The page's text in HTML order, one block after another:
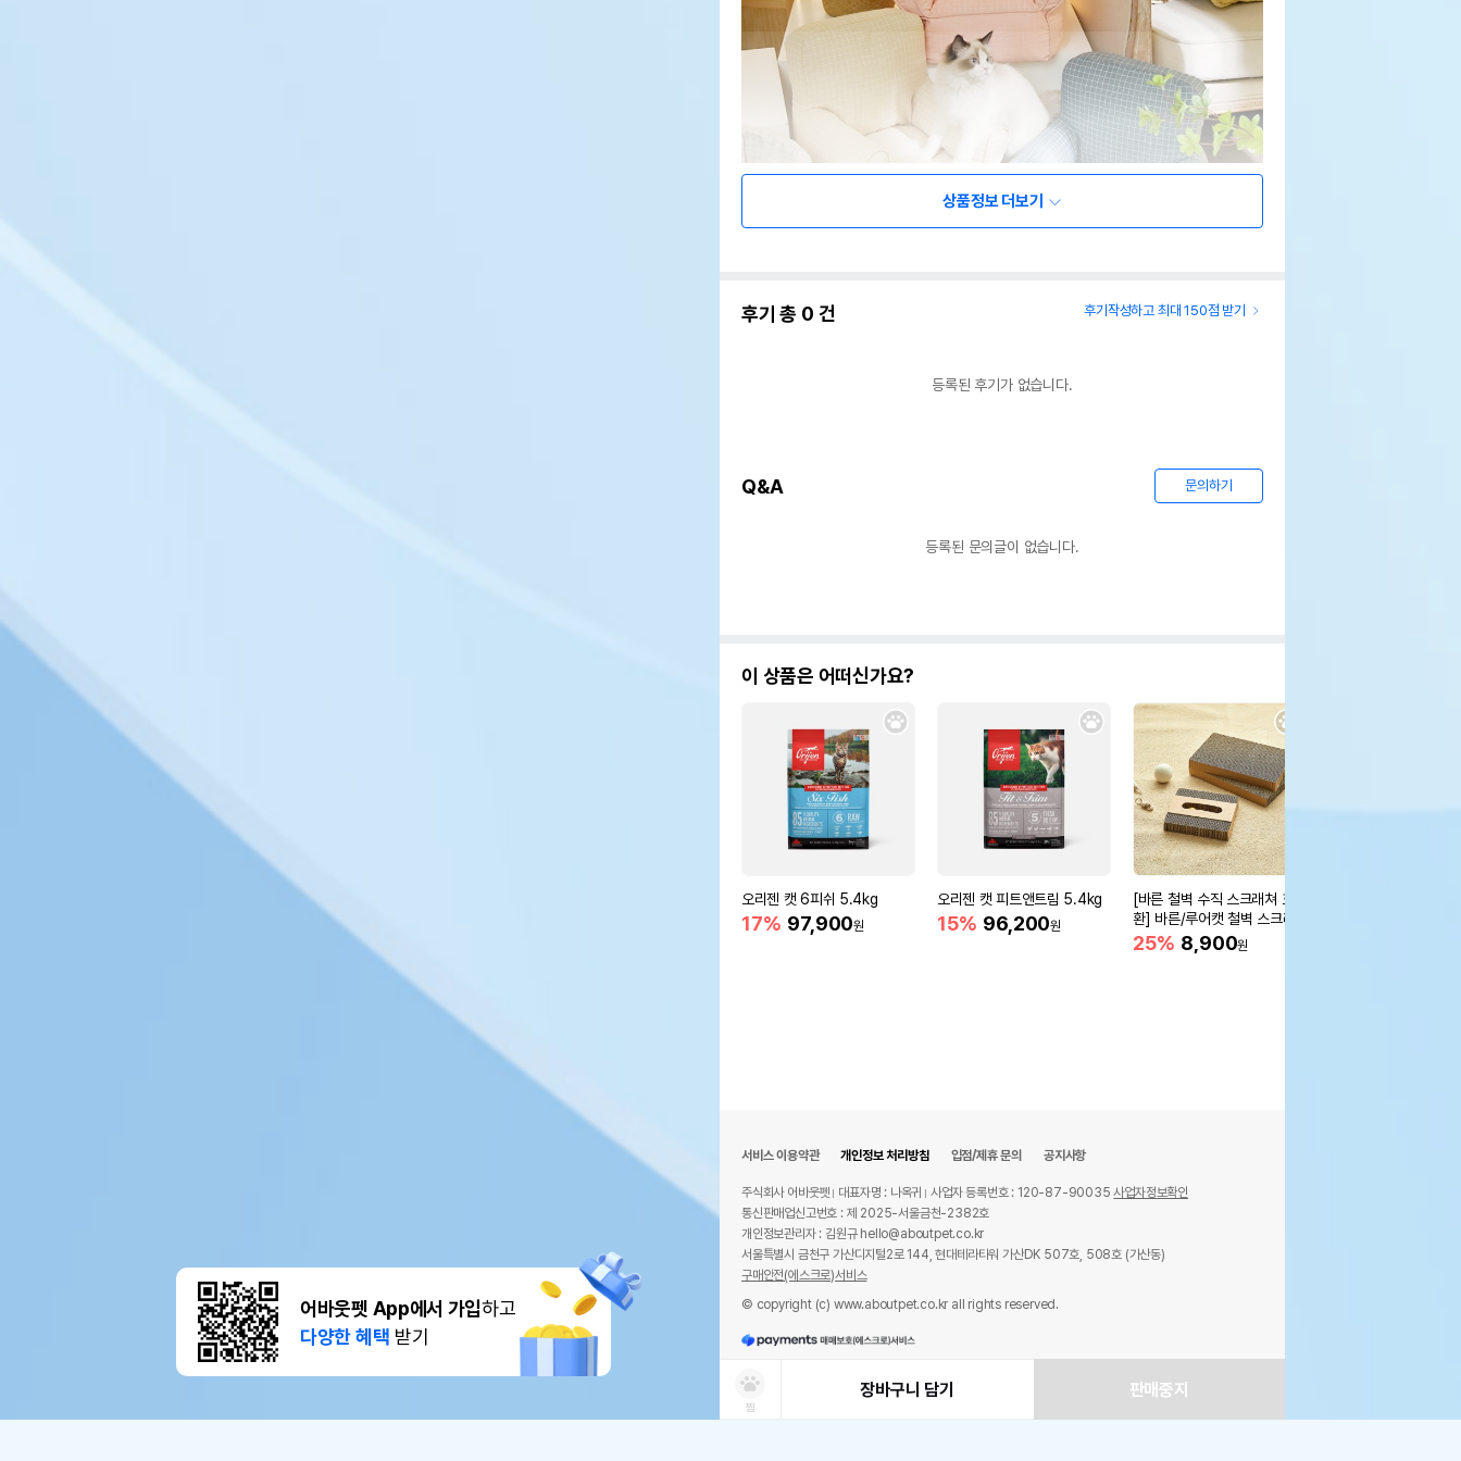
어바웃펫 App에서 가입하고
다양한 혜택 받기
상품정보 더보기
후기 총 0 건 후기작성하고 최대 150점 받기
등록된 후기가 없습니다.
Q&A 문의하기
등록된 문의글이 없습니다.
이 상품은 어떠신가요?
오리젠 캣 6피쉬 5.4kg
17% 97,900원
오리젠 캣 피트앤트림 5.4kg
15% 96,200원
[바른 철벽 수직 스크래쳐 호
환] 바른/루어캣 철벽 스크래
쳐 리필
25% 8,900원
찜
장바구니 담기 판매중지
서비스 이용약관 개인정보 처리방침 입점/제휴 문의 공지사항
주식회사 어바웃펫 대표자명 : 나옥귀 사업자 등록번호 : 120-87-90035사업자정보확인
통신판매업신고번호 : 제 2025-서울금천-2382호
개인정보관리자 : 김원규 hello@aboutpet.co.kr
서울특별시 금천구 가산디지털2로 144, 현대테라타워 가산DK 507호, 508호 (가산동)
구매안전(에스크로)서비스
© copyright (c) www.aboutpet.co.kr all rights reserved.